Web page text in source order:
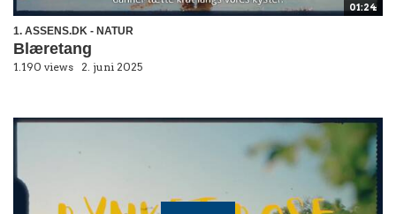
01:24
1. ASSENS.DK - NATUR
Blæretang
1.190 views 2. juni 2025